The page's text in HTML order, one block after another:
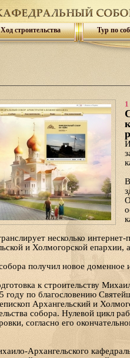
Ход строительства Тур по
несколько
и Холмогорской епархии,
получил новое доменное
к строительству
году по благословению
Архангельский и
собора. Нулевой цикл
согласно его
Архангельского